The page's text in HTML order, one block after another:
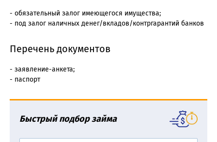
- обязательный залог имеющегося имущества;
- под залог наличных денег/вкладов/контргарантий банков
Перечень документов
- заявление-анкета;
- паспорт
Быстрый подбор займа